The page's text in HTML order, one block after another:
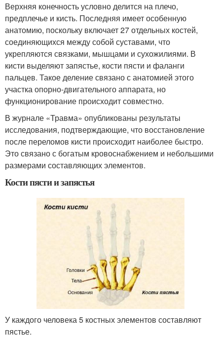
Верхняя конечность условно делится на плечо,
предплечье и кисть. Последняя имеет особенную
анатомию, поскольку включает 27 отдельных костей,
соединяющихся между собой суставами, что
укрепляются связками, мышцами и сухожилиями. В
кисти выделяют запястье, кости пясти и фаланги
пальцев. Такое деление связано с анатомией этого
участка опорно-двигательного аппарата, но
функционирование происходит совместно.
В журнале «Травма» опубликованы результаты
исследования, подтверждающие, что восстановление
после переломов кисти происходит наиболее быстро.
Это связано с богатым кровоснабжением и небольшими
размерами составляющих элементов.
Кости пясти и запястья
У каждого человека 5 костных элементов составляют
пястье.